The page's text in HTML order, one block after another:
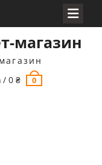
магазин
/0₴ 0